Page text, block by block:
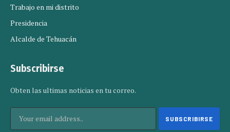
Trabajo en mi distrito
Presidencia
Alcalde de Tehuacán
Subscribirse
Obten las ultimas noticias en tu correo.